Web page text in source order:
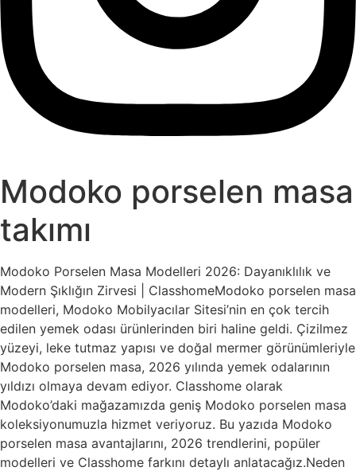
Modoko porselen masa
takımı
Modoko Porselen Masa Modelleri 2026: Dayanıklılık ve
Modern Şıklığın Zirvesi | ClasshomeModoko porselen masa
modelleri, Modoko Mobilyacılar Sitesi’nin en çok tercih
edilen yemek odası ürünlerinden biri haline geldi. Çizilmez
yüzeyi, leke tutmaz yapısı ve doğal mermer görünümleriyle
Modoko porselen masa, 2026 yılında yemek odalarının
yıldızı olmaya devam ediyor. Classhome olarak
Modoko’daki mağazamızda geniş Modoko porselen masa
koleksiyonumuzla hizmet veriyoruz. Bu yazıda Modoko
porselen masa avantajlarını, 2026 trendlerini, popüler
modelleri ve Classhome farkını detaylı anlatacağız.Neden